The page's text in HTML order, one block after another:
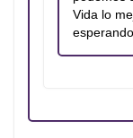
Vida lo